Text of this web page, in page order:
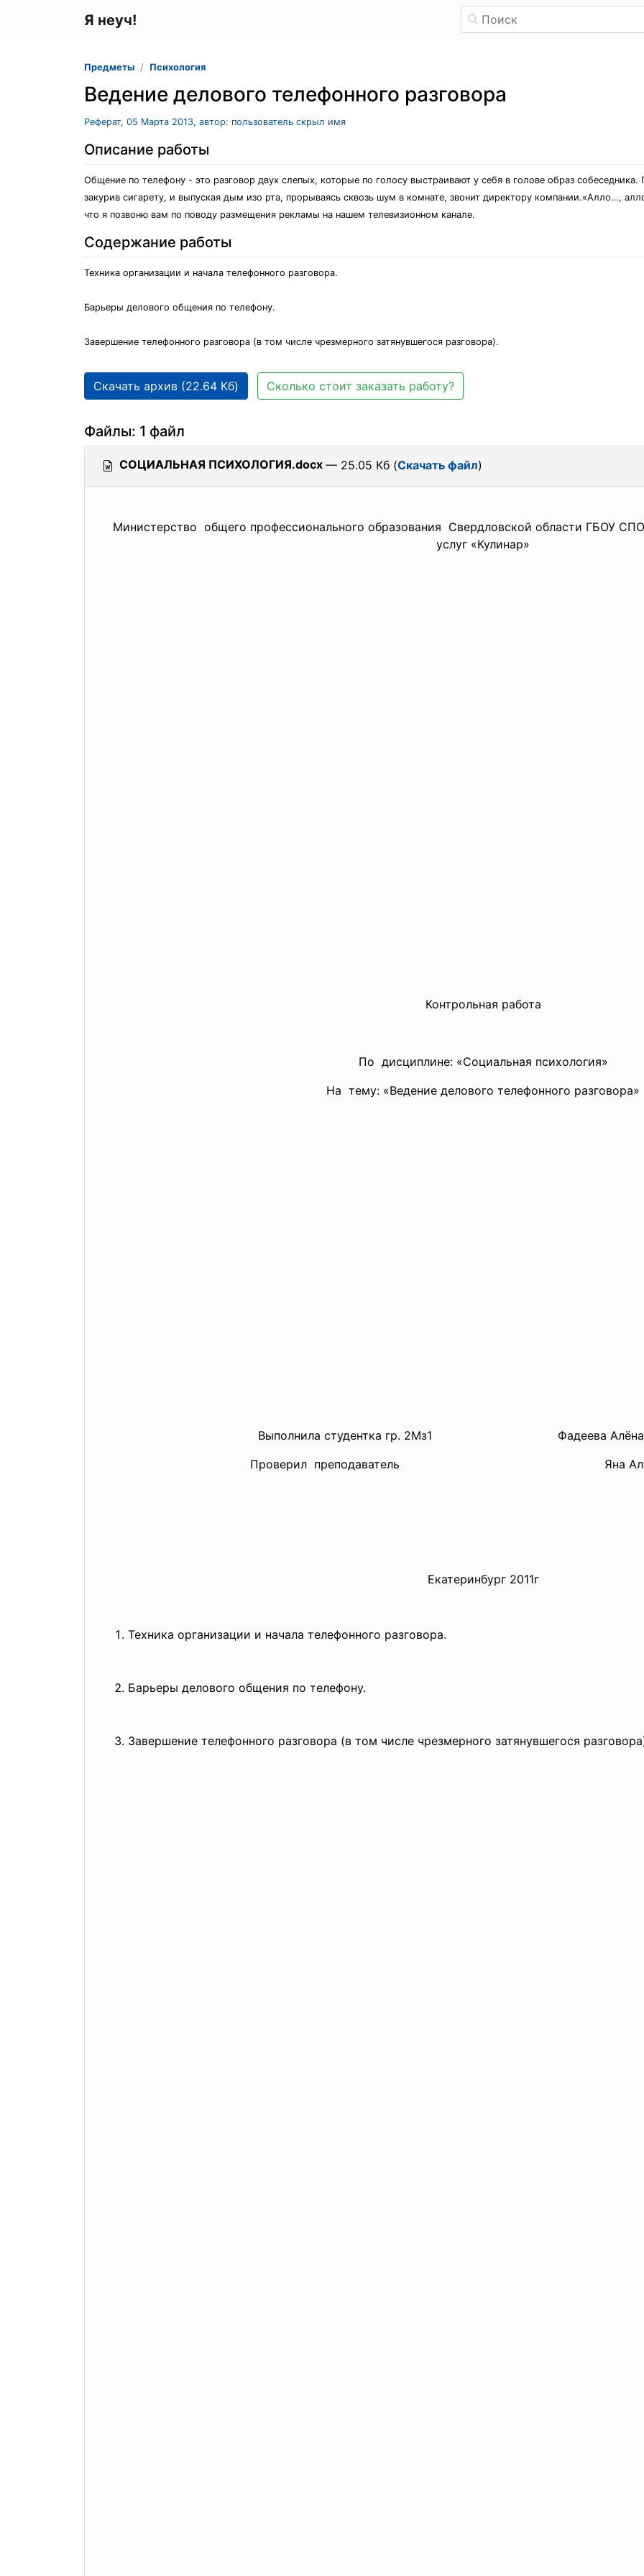
Я неуч!
Предметы Психология
Ведение делового телефонного разговора
Реферат, 05 Марта 2013, автор: пользователь скрыл имя
Описание работы
Общение по телефону - это разговор двух слепых, которые по голосу выстраивают у себя в голове образ собеседника.
закурив сигарету, и выпуская дым изо рта, прорываясь сквозь шум в комнате, звонит директору компании.«Алло…,
что я позвоню вам по поводу размещения рекламы на нашем телевизионном канале.
Содержание работы
Техника организации и начала телефонного разговора.
Барьеры делового общения по телефону.
Завершение телефонного разговора (в том числе чрезмерного затянувшегося разговора).
Скачать архив (22.64 Кб) Сколько стоит заказать работу?
Файлы: 1 файл
СОЦИАЛЬНАЯ ПСИХОЛОГИЯ.docx — 25.05 Кб (Скачать файл)
Министерство общего профессионального образования Свердловской области ГБОУ
услуг «Кулинар»
Контрольная работа
По дисциплине: «Социальная психология»
На тему: «Ведение делового телефонного разговора»
Выполнила студентка гр. 2Мз1 Фадеева Алёна
Проверил преподаватель
Яна
Екатеринбург 2011г
Техника организации и начала телефонного разговора.
Барьеры делового общения по телефону.
Завершение телефонного разговора (в том числе чрезмерного затянувшегося